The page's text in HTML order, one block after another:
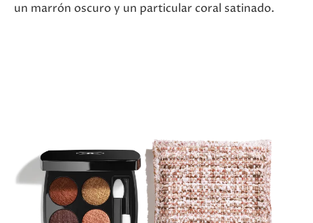
un marrón oscuro y un particular coral satinado.